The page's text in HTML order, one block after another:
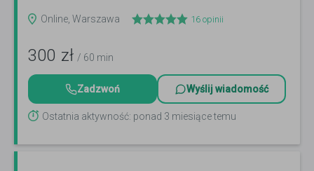
Online, Warszawa 16 opinii
300 zł / 60 min
Zadzwoń Wyślij wiadomość
Ostatnia aktywność: ponad 3 miesiące temu